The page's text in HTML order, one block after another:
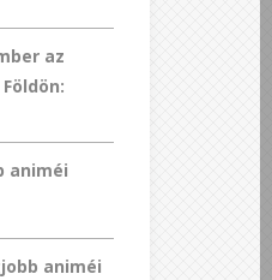
az
animéi
animéi